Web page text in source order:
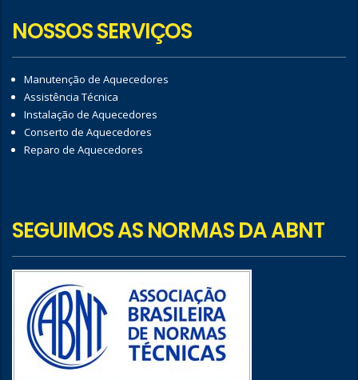
NOSSOS SERVIÇOS
Manutenção de Aquecedores
Assistência Técnica
Instalação de Aquecedores
Conserto de Aquecedores
Reparo de Aquecedores
SEGUIMOS AS NORMAS DA ABNT